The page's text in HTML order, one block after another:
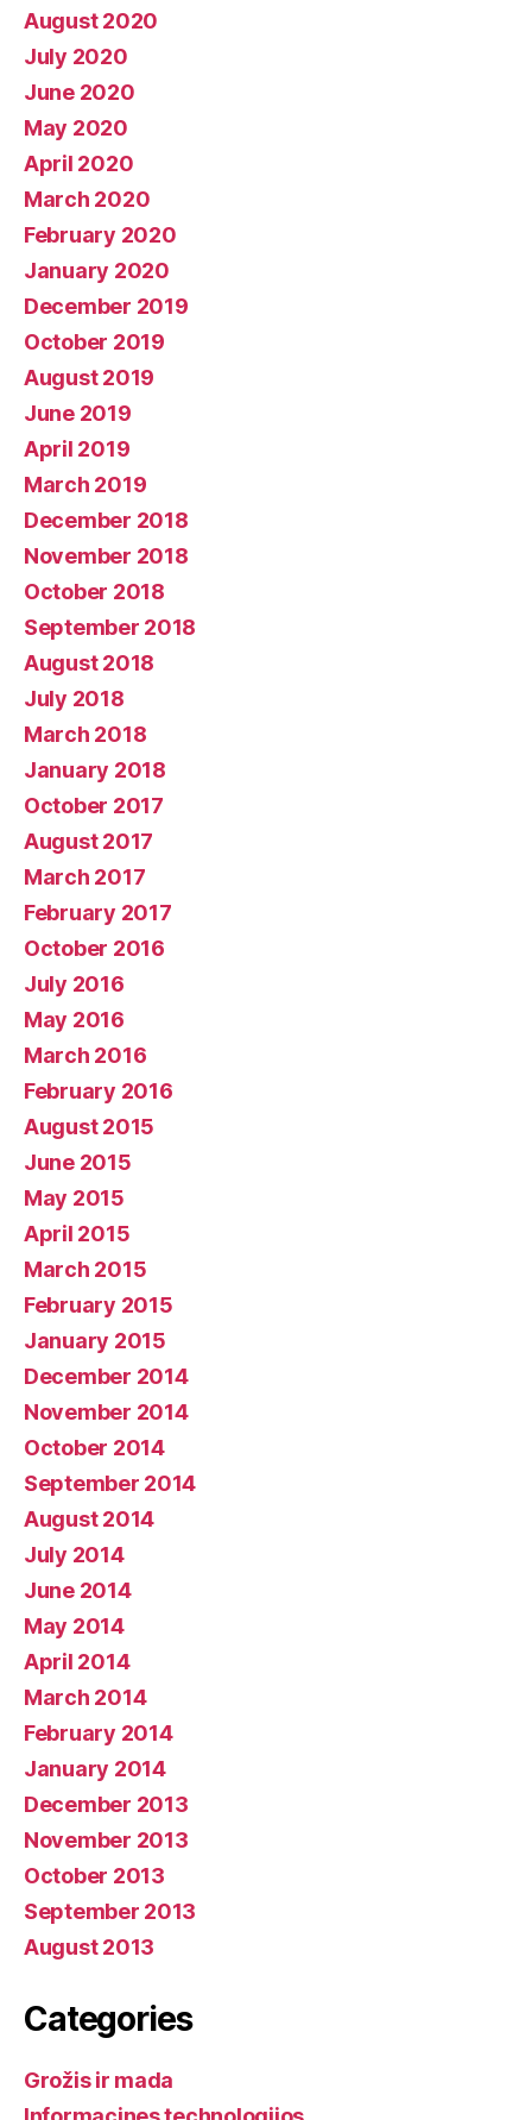
August 2020
July 2020
June 2020
May 2020
April 2020
March 2020
February 2020
January 2020
December 2019
October 2019
August 2019
June 2019
April 2019
March 2019
December 2018
November 2018
October 2018
September 2018
August 2018
July 2018
March 2018
January 2018
October 2017
August 2017
March 2017
February 2017
October 2016
July 2016
May 2016
March 2016
February 2016
August 2015
June 2015
May 2015
April 2015
March 2015
February 2015
January 2015
December 2014
November 2014
October 2014
September 2014
August 2014
July 2014
June 2014
May 2014
April 2014
March 2014
February 2014
January 2014
December 2013
November 2013
October 2013
September 2013
August 2013
Categories
Grožis ir mada